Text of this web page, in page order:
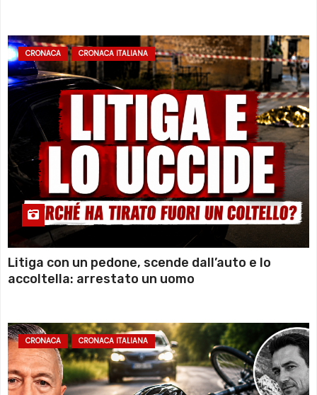
CRONACA CRONACA ITALIANA
Litiga con un pedone, scende dall’auto e lo
accoltella: arrestato un uomo
CRONACA CRONACA ITALIANA